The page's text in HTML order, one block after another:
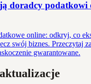
doradcy podatkowi
online: odkryj, co
swój biznes. Przeczytaj
gwarantowane.